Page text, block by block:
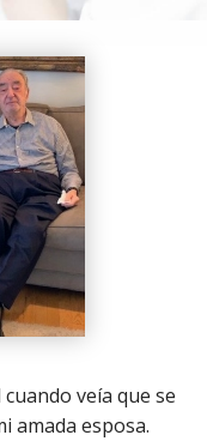
veía que se
amada esposa.